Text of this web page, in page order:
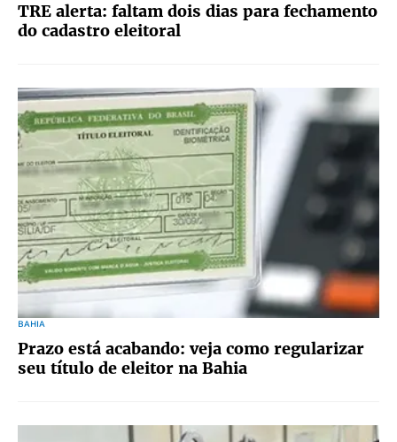
TRE alerta: faltam dois dias para fechamento
do cadastro eleitoral
BAHIA
Prazo está acabando: veja como regularizar
seu título de eleitor na Bahia